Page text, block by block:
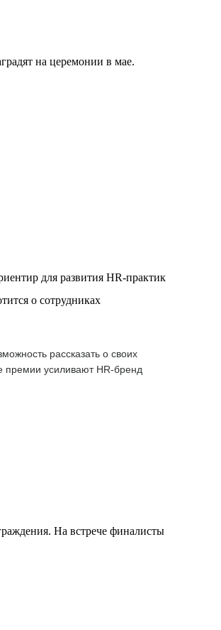
на церемонии в мае.
для развития HR-практик
о сотрудниках
рассказать о своих
премии усиливают HR-бренд
На встрече финалисты